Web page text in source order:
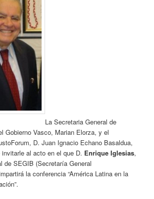
La Secretaria General de
Gobierno Vasco, Marian Elorza, y el
D. Juan Ignacio Echano Basaldua,
al acto en el que D. Enrique Iglesias,
de SEGIB (Secretaría General
la conferencia “América Latina en la